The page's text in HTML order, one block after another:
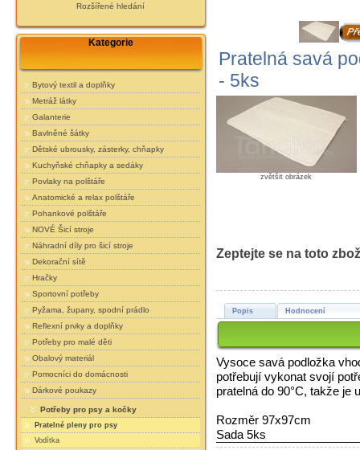
Rozšířené hledání
Kategorie
Bytový textil a doplňky
Metráž látky
Galanterie
Bavlněné šátky
Dětské ubrousky, zásterky, chňapky
Kuchyňské chňapky a sedáky
Povlaky na polštáře
Anatomické a relax polštáře
Pohankové polštáře
NOVÉ Šicí stroje
Náhradní díly pro šicí stroje
Dekorační sítě
Hračky
Sportovní potřeby
Pyžama, župany, spodní prádlo
Reflexní prvky a doplňky
Potřeby pro malé děti
Obalový materiál
Pomocníci do domácnosti
Dárkové poukazy
Potřeby pro psy a kočky
Pratelné pleny pro psy
Vodítka
Pratelná savá
- 5ks
zvětšit obrázek
Zeptejte se na toto
Popis Hodnocení
Vysoce savá podložka
potřebují vykonat svojí
pratelná do 90°C, takže je
Rozměr 97x97cm
Sada 5ks